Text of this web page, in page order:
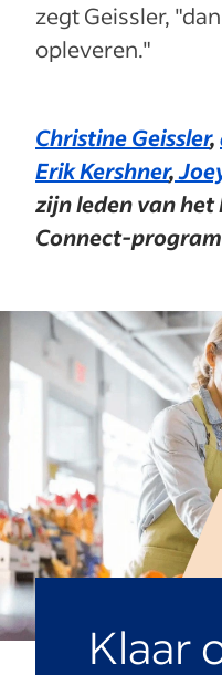
zegt Geissler,
opleveren."
Christine Geissler,
Erik Kershner,
zijn leden van het
Connect-
Klaar